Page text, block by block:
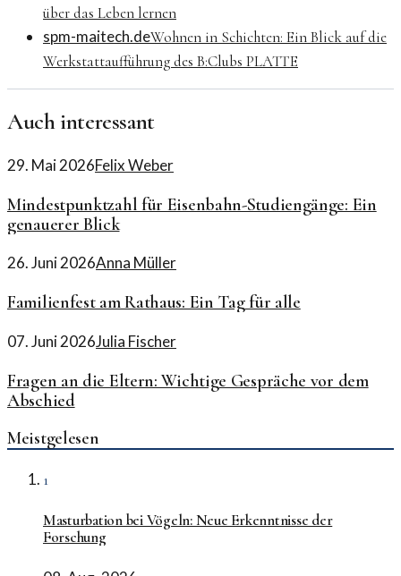
über das Leben lernen
spm-maitech.deWohnen in Schichten: Ein Blick auf die
Werkstattaufführung des B:Clubs PLATTE
Auch interessant
29. Mai 2026Felix Weber
Mindestpunktzahl für Eisenbahn-Studiengänge: Ein
genauerer Blick
26. Juni 2026Anna Müller
Familienfest am Rathaus: Ein Tag für alle
07. Juni 2026Julia Fischer
Fragen an die Eltern: Wichtige Gespräche vor dem
Abschied
Meistgelesen
1
Masturbation bei Vögeln: Neue Erkenntnisse der
Forschung